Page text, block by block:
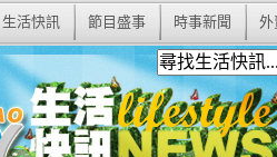
生活快訊 節目盛事 時事新聞 外